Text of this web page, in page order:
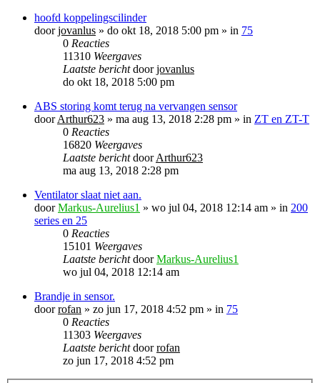
hoofd koppelingscilinder
doorjovanlus » do okt 18, 2018 5:00 pm » in 75
0 Reacties
11310 Weergaves
Laatste berichtdoorjovanlus
do okt 18, 2018 5:00 pm
ABS storing komt terug na vervangen sensor
doorArthur623 » ma aug 13, 2018 2:28 pm » in ZT en ZT-T
0 Reacties
16820 Weergaves
Laatste berichtdoorArthur623
ma aug 13, 2018 2:28 pm
Ventilator slaat niet aan.
doorMarkus-Aurelius1 » wo jul 04, 2018 12:14 am » in 200
series en 25
0 Reacties
15101 Weergaves
Laatste berichtdoorMarkus-Aurelius1
wo jul 04, 2018 12:14 am
Brandje in sensor.
doorrofan » zo jun 17, 2018 4:52 pm » in 75
0 Reacties
11303 Weergaves
Laatste berichtdoorrofan
zo jun 17, 2018 4:52 pm